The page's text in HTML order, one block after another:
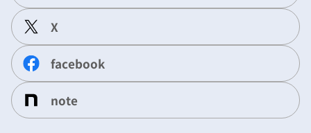
X
facebook
note